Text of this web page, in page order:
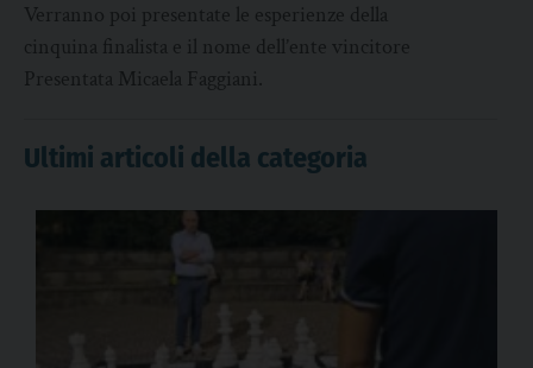
Verranno poi presentate le esperienze della
cinquina finalista e il nome dell’ente vincitore
Presentata Micaela Faggiani.
Ultimi articoli della categoria